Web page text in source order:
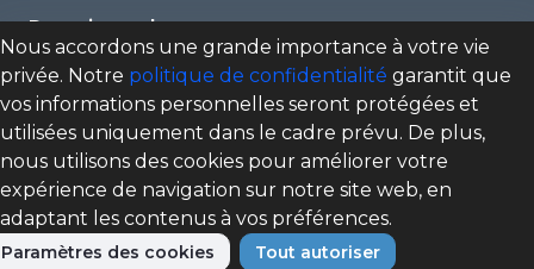
Devenir membre
Se connecter
Nous joindre
Politique de confidentialité
Direction des programmes santé mentale, dépendance
et itinérance (DPSMDI) de Santé Québec Centre-Sud-de-
l'Île-de-Montréal – Universitaire
Nous accordons une grande importance à votre vie
privée. Notre politique de confidentialité garantit que
vos informations personnelles seront protégées et
utilisées uniquement dans le cadre prévu. De plus,
nous utilisons des cookies pour améliorer votre
expérience de navigation sur notre site web, en
adaptant les contenus à vos préférences.
Paramètres des cookies Tout autoriser